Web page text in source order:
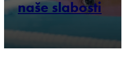
naše slabosti